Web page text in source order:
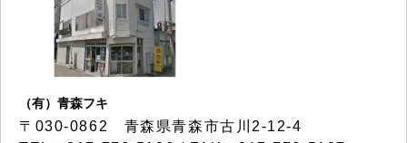
（有）青森フキ
〒030-0862 青森県青森市古川2-12-4